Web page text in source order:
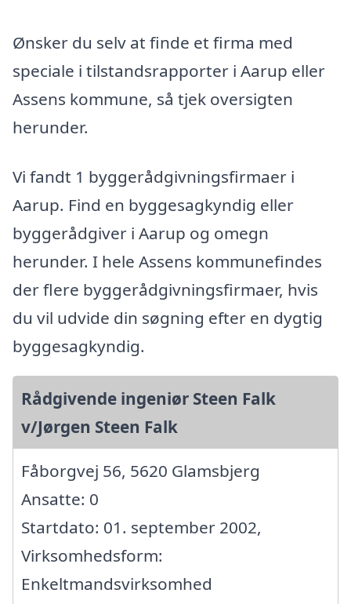
Ønsker du selv at finde et firma med
speciale i tilstandsrapporter i Aarup eller
Assens kommune, så tjek oversigten
herunder.
Vi fandt 1 byggerådgivningsfirmaer i
Aarup. Find en byggesagkyndig eller
byggerådgiver i Aarup og omegn
herunder. I hele Assens kommunefindes
der flere byggerådgivningsfirmaer, hvis
du vil udvide din søgning efter en dygtig
byggesagkyndig.
Rådgivende ingeniør Steen Falk
v/Jørgen Steen Falk
Fåborgvej 56, 5620 Glamsbjerg
Ansatte: 0
Startdato: 01. september 2002,
Virksomhedsform:
Enkeltmandsvirksomhed